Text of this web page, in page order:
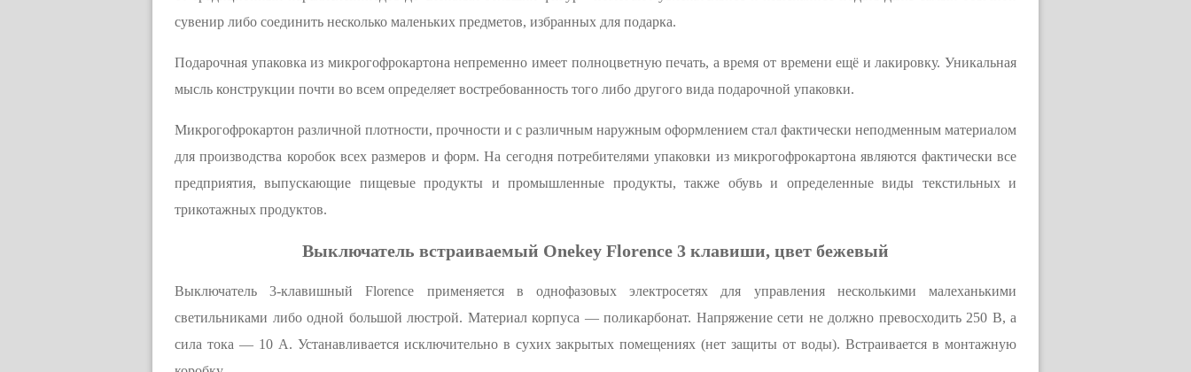
сувенир либо соединить несколько маленьких предметов, избранных для подарка.
Подарочная упаковка из микрогофрокартона непременно имеет полноцветную печать, а время от времени ещё и лакировку. Уникальная
мысль конструкции почти во всем определяет востребованность того либо другого вида подарочной упаковки.
Микрогофрокартон различной плотности, прочности и с различным наружным оформлением стал фактически неподменным материалом
для производства коробок всех размеров и форм. На сегодня потребителями упаковки из микрогофрокартона являются фактически все
предприятия, выпускающие пищевые продукты и промышленные продукты, также обувь и определенные виды текстильных и
трикотажных продуктов.
Выключатель встраиваемый Onekey Florence 3 клавиши, цвет бежевый
Выключатель 3-клавишный Florence применяется в однофазовых электросетях для управления несколькими малеханькими
светильниками либо одной большой люстрой. Материал корпуса — поликарбонат. Напряжение сети не должно превосходить 250 В, а
сила тока — 10 А. Устанавливается исключительно в сухих закрытых помещениях (нет защиты от воды). Встраивается в монтажную